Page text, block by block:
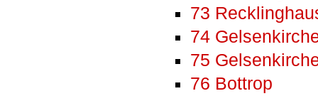
73
74
75
76 Bottrop